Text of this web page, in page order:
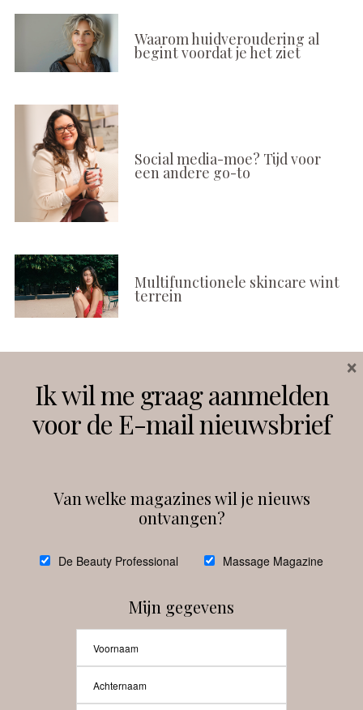
Waarom huidveroudering al
begint voordat je het ziet
Social media-moe? Tijd voor
een andere go-to
Multifunctionele skincare wint
terrein
Instagram Facebook
debeautyprofessional
Ik wil me graag aanmelden
voor de E-mail nieuwsbrief
Van welke magazines wil je nieuws
ontvangen?
De Beauty Professional Massage Magazine
Mijn gegevens
×